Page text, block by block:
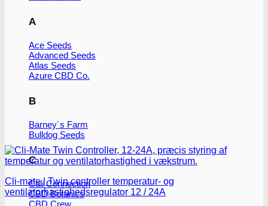
A
Ace Seeds
Advanced Seeds
Atlas Seeds
Azure CBD Co.
B
Barney´s Farm
Bulldog Seeds
C
Cali Connection
CBD Botanics
CBD Crew
Cli-mate | Twin controller temperatur- og
ventilatorhastighedsregulator 12 / 24A